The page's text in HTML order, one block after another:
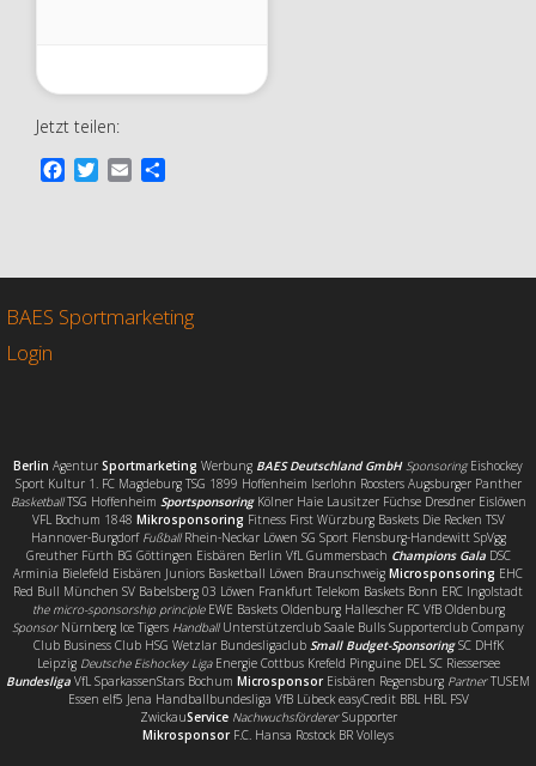
Jetzt teilen:
o
k
r
BAES Sportmarketing
Login
Berlin Agentur Sportmarketing Werbung BAES Deutschland GmbH SponsoringEishockey
Sport Kultur 1. FC Magdeburg TSG 1899 Hoffenheim Iserlohn Roosters Augsburger Panther
BasketballTSG Hoffenheim SportsponsoringKölner Haie Lausitzer Füchse Dresdner Eislöwen
VFL Bochum 1848 Mikrosponsoring Fitness First Würzburg Baskets Die Recken TSV
Hannover-Burgdorf FußballRhein-Neckar Löwen SG Sport Flensburg-Handewitt SpVgg
Greuther Fürth BG Göttingen Eisbären Berlin VfL Gummersbach Champions GalaDSC
Arminia Bielefeld Eisbären Juniors Basketball Löwen Braunschweig Microsponsoring EHC
Red Bull München SV Babelsberg 03 Löwen Frankfurt Telekom Baskets Bonn ERC Ingolstadt
the micro-sponsorship principleEWE Baskets Oldenburg Hallescher FC VfB Oldenburg
SponsorNürnberg Ice Tigers HandballUnterstützerclub Saale Bulls Supporterclub Company
Club Business Club HSG Wetzlar Bundesligaclub Small Budget-SponsoringSC DHfK
Leipzig Deutsche Eishockey LigaEnergie Cottbus Krefeld Pinguine DEL SC Riessersee
Bundesliga VfL SparkassenStars Bochum MicrosponsorEisbären Regensburg PartnerTUSEM
Essen elf5 Jena Handballbundesliga VfB Lübeck easyCredit BBL HBL FSV
ZwickauService NachwuchsfördererSupporter
MikrosponsorF.C. Hansa Rostock BR Volleys